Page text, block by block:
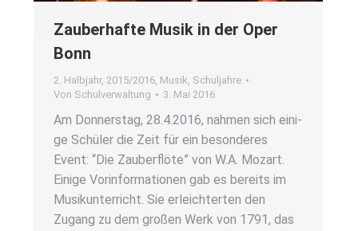
Zau­ber­haf­te Musik in der Oper
Bonn
2. Halbjahr, 2015/2016, Musik, Schuljahre
Von Schulverwaltung 3. Mai 2016
Am Don­ners­tag, 28.4.2016, nah­men sich eini­
ge Schü­ler die Zeit für ein beson­de­res
Event: “Die Zau­ber­flö­te” von W.A. Mozart.
Eini­ge Vor­in­for­ma­tio­nen gab es bereits im
Musik­un­ter­richt. Sie erleich­ter­ten den
Zugang zu dem gro­ßen Werk von 1791, das